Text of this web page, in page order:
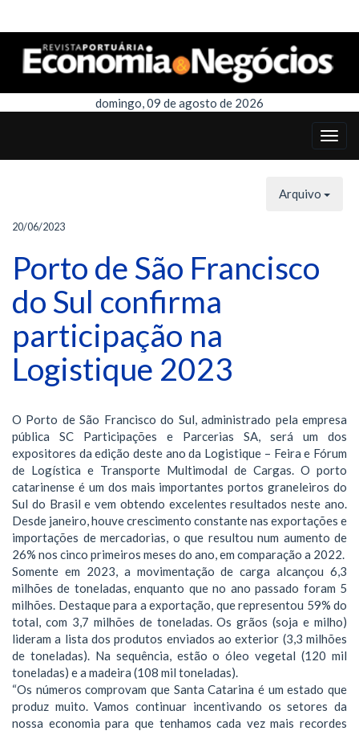
domingo, 09 de agosto de 2026
Arquivo
20/06/2023
Porto de São Francisco
do Sul confirma
participação na
Logistique 2023
O Porto de São Francisco do Sul, administrado pela empresa
pública SC Participações e Parcerias SA, será um dos
expositores da edição deste ano da Logistique – Feira e Fórum
de Logística e Transporte Multimodal de Cargas. O porto
catarinense é um dos mais importantes portos graneleiros do
Sul do Brasil e vem obtendo excelentes resultados neste ano.
Desde janeiro, houve crescimento constante nas exportações e
importações de mercadorias, o que resultou num aumento de
26% nos cinco primeiros meses do ano, em comparação a 2022.
Somente em 2023, a movimentação de carga alcançou 6,3
milhões de toneladas, enquanto que no ano passado foram 5
milhões. Destaque para a exportação, que representou 59% do
total, com 3,7 milhões de toneladas. Os grãos (soja e milho)
lideram a lista dos produtos enviados ao exterior (3,3 milhões
de toneladas). Na sequência, estão o óleo vegetal (120 mil
toneladas) e a madeira (108 mil toneladas).
“Os números comprovam que Santa Catarina é um estado que
produz muito. Vamos continuar incentivando os setores da
nossa economia para que tenhamos cada vez mais recordes